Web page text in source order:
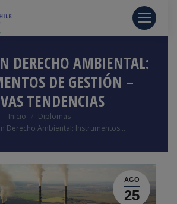
DERECHO AMBIENTAL:
DE GESTIÓN –
TENDENCIAS
Inicio
Diplomas
Derecho Ambiental: Instrumentos…
AGO
25